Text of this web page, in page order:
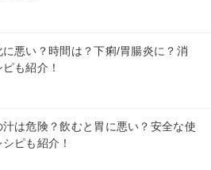
に悪い？時間は？下痢/胃腸炎に？消
も紹介！
は危険？飲むと胃に悪い？安全な使
ピも紹介！